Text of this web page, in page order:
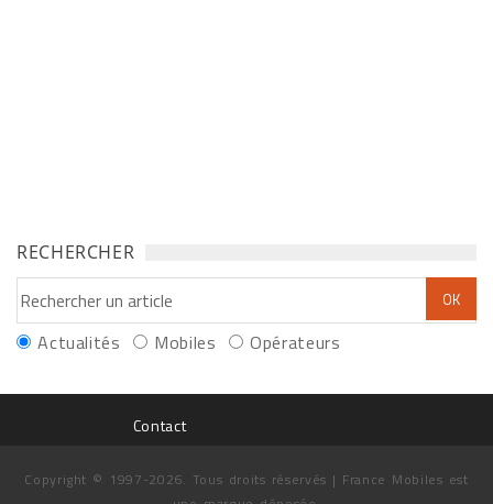
RECHERCHER
Actualités Mobiles Opérateurs
Contact
Copyright © 1997-2026. Tous droits réservés | France Mobiles est